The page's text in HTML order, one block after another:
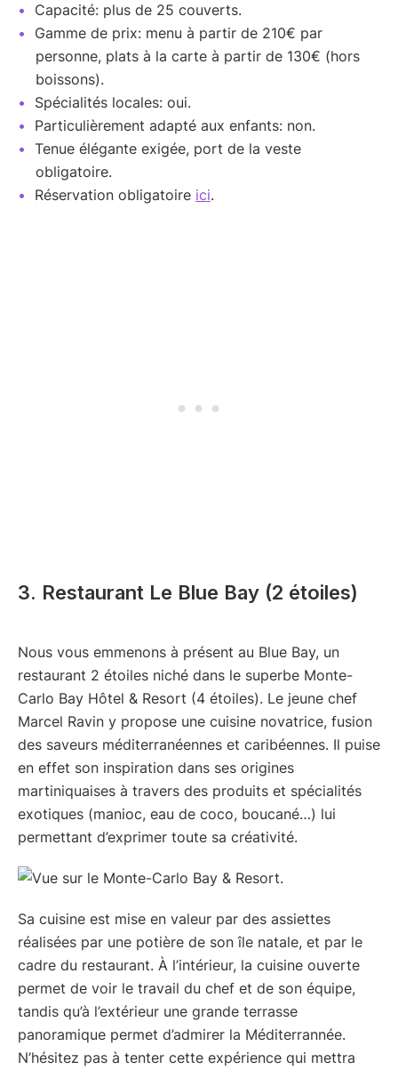
Capacité: plus de 25 couverts.
Gamme de prix: menu à partir de 210€ par
personne, plats à la carte à partir de 130€ (hors
boissons).
Spécialités locales: oui.
Particulièrement adapté aux enfants: non.
Tenue élégante exigée, port de la veste
obligatoire.
Réservation obligatoire ici.
3. Restaurant Le Blue Bay (2 étoiles)
Nous vous emmenons à présent au Blue Bay, un
restaurant 2 étoiles niché dans le superbe Monte-
Carlo Bay Hôtel & Resort (4 étoiles). Le jeune chef
Marcel Ravin y propose une cuisine novatrice, fusion
des saveurs méditerranéennes et caribéennes. Il puise
en effet son inspiration dans ses origines
martiniquaises à travers des produits et spécialités
exotiques (manioc, eau de coco, boucané…) lui
permettant d’exprimer toute sa créativité.
Sa cuisine est mise en valeur par des assiettes
réalisées par une potière de son île natale, et par le
cadre du restaurant. À l’intérieur, la cuisine ouverte
permet de voir le travail du chef et de son équipe,
tandis qu’à l’extérieur une grande terrasse
panoramique permet d’admirer la Méditerrannée.
N’hésitez pas à tenter cette expérience qui mettra